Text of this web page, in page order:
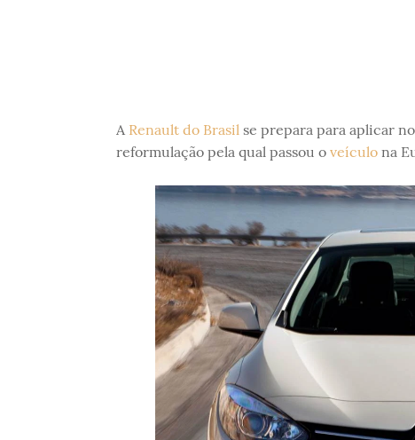
A Renault do Brasilse prepara para aplicar no
reformulação pela qual passou o veículona